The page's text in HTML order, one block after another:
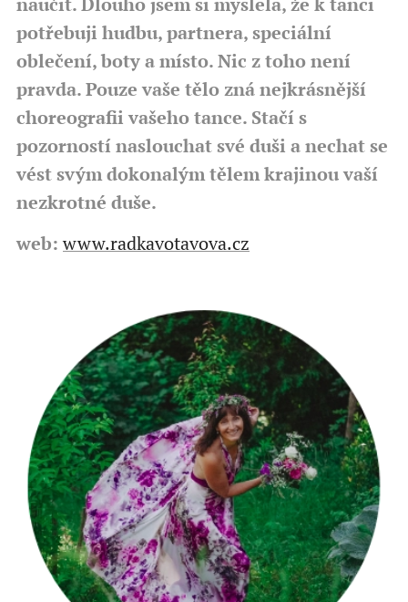
potřebuji hudbu, partnera, speciální
oblečení, boty a místo. Nic z toho není
pravda. Pouze vaše tělo zná nejkrásnější
choreografii vašeho tance. Stačí s
pozorností naslouchat své duši a nechat se
vést svým dokonalým tělem krajinou vaší
nezkrotné duše.
web: www.radkavotavova.cz